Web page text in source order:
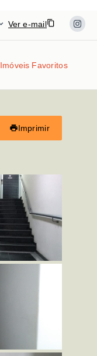
Ver e-mail
Imóveis Favoritos
Imprimir